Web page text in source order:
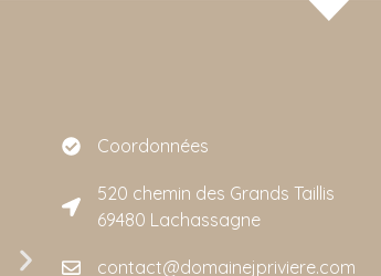
Coordonnées
520 chemin des Grands Taillis
69480 Lachassagne
contact@domainejpriviere.com
est remarquable et son rapport qualité/prix est
imbattable.